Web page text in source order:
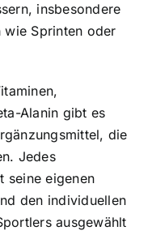
insbesondere
wie Sprinten oder
Alanin gibt es
die
Jedes
seine eigenen
den individuellen
ausgewählt